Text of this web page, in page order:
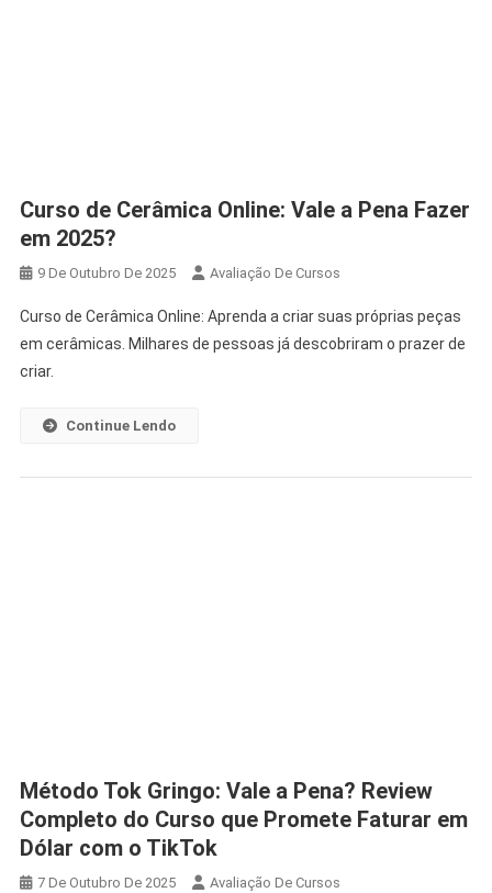
Curso de Cerâmica Online: Vale a Pena Fazer
em 2025?
9 De Outubro De 2025 Avaliação De Cursos
Curso de Cerâmica Online: Aprenda a criar suas próprias peças
em cerâmicas. Milhares de pessoas já descobriram o prazer de
criar.
Continue Lendo
Método Tok Gringo: Vale a Pena? Review
Completo do Curso que Promete Faturar em
Dólar com o TikTok
7 De Outubro De 2025 Avaliação De Cursos